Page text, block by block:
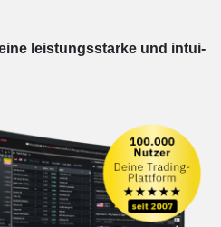
leis­tungs­star­ke und in­tui­